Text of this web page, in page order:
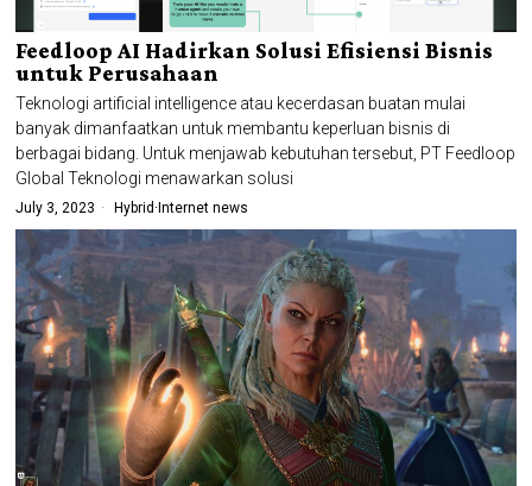
Feedloop AI Hadirkan Solusi Efisiensi Bisnis
untuk Perusahaan
Teknologi artificial intelligence atau kecerdasan buatan mulai
banyak dimanfaatkan untuk membantu keperluan bisnis di
berbagai bidang. Untuk menjawab kebutuhan tersebut, PT Feedloop
Global Teknologi menawarkan solusi
July 3, 2023 Hybrid ·Internet news